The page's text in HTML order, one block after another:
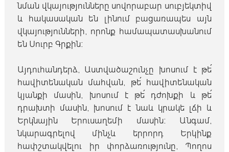
նման վկայությունները սովորաբար սուբյեկտիվ
և հակասական են լինում բացառապես այն
վկայությունների, որոնք համապատասխանում
են Սուրբ Գրքին։
Այդուհանդերձ, Աստվածաշունչը խոսում է թե՛
հավիտենական մահվան, թե՛ հավիտենական
կյանքի մասին, խոսում է թե՛ դժոխքի և թե՛
դրախտի մասին, խոսում է նաև կրակե լճի և
Երկնային Երուսաղեմի մասին։ Անգամ,
նկարագրելով մինչև երրորդ Երկինք
հափշտակվելու իր փորձառությունը, Պողոս